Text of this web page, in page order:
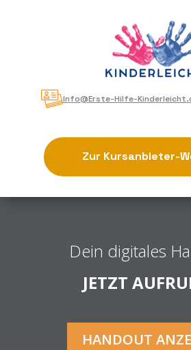
Info@Erste-Hilfe-
Zur Kursanbieter-
Dein digitales
JETZT
HANDOUT